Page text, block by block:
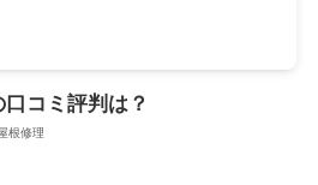
コミ評判は？
根修理